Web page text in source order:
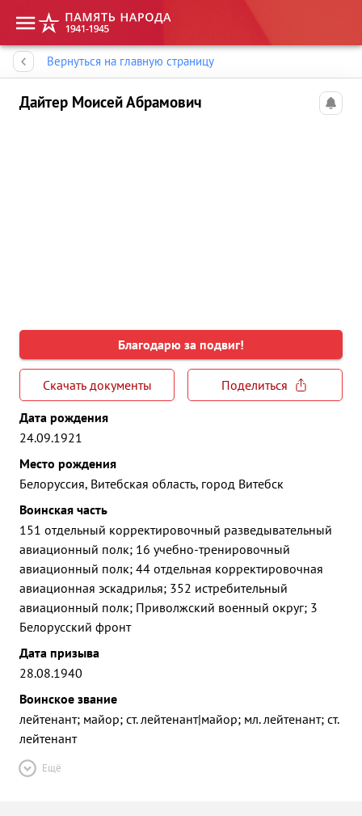
Вернуться на главную страницу
Дайтер Моисей Абрамович
Благодарю за подвиг!
Скачать документы
Поделиться
Дата рождения
24.09.1921
Место рождения
Белоруссия, Витебская область, город Витебск
Воинская часть
151 отдельный корректировочный разведывательный
авиационный полк; 16 учебно-тренировочный
авиационный полк; 44 отдельная корректировочная
авиационная эскадрилья; 352 истребительный
авиационный полк; Приволжский военный округ; 3
Белорусский фронт
Дата призыва
28.08.1940
Воинское звание
лейтенант; майор; ст. лейтенант|майор; мл. лейтенант; ст.
лейтенант
Ещё
Память народа